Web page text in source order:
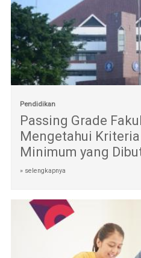
Pendidikan
Passing Grade
Mengetahui
Minimum yang
» selengkapnya